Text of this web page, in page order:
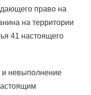
право на
на территории
41 настоящего
и невыполнение